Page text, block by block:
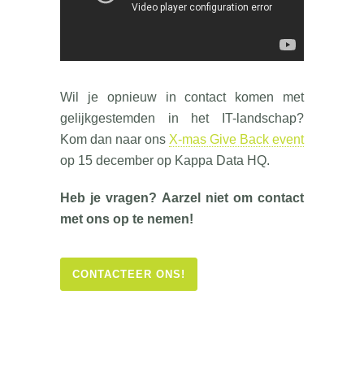
Wil je opnieuw in contact komen met
gelijkgestemden in het IT-landschap?
Kom dan naar ons X-mas Give Back event
op 15 december op Kappa Data HQ.
Heb je vragen? Aarzel niet om contact
met ons op te nemen!
CONTACTEER ONS!